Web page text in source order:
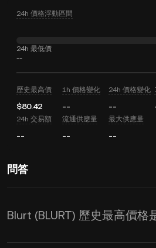
24h 價格浮動區間
24h 最低價
--
歷史最高價
$80.42
1h 價格變化
--
24h 價格變化
--
24h 交易額
--
流通供應量
--
最大供應量
--
問答
Blurt (BLURT) 歷史最高價格